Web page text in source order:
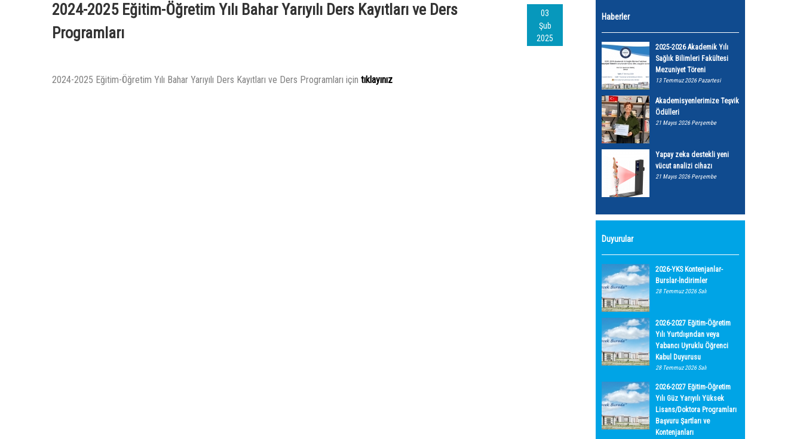
03
Şub
2025
2024-2025 Eğitim-Öğretim Yılı Bahar Yarıyılı Ders Kayıtları ve Ders
Programları
2024-2025 Eğitim-Öğretim Yılı Bahar Yarıyılı Ders Kayıtları ve Ders Programları için tıklayınız
Haberler
2025-2026 Akademik Yılı
Sağlık Bilimleri Fakültesi
Mezuniyet Töreni
13 Temmuz 2026 Pazartesi
Akademisyenlerimize Teşvik
Ödülleri
21 Mayıs 2026 Perşembe
Yapay zeka destekli yeni
vücut analizi cihazı
21 Mayıs 2026 Perşembe
Duyurular
2026-YKS Kontenjanlar-
Burslar-İndirimler
28 Temmuz 2026 Salı
2026-2027 Eğitim-Öğretim
Yılı Yurtdışından veya
Yabancı Uyruklu Öğrenci
Kabul Duyurusu
28 Temmuz 2026 Salı
2026-2027 Eğitim-Öğretim
Yılı Güz Yarıyılı Yüksek
Lisans/Doktora Programları
Başvuru Şartları ve
Kontenjanları